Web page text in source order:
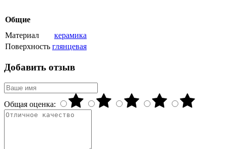
Общие
Материал
керамика
Поверхность глянцевая
Добавить отзыв
Общая оценка: